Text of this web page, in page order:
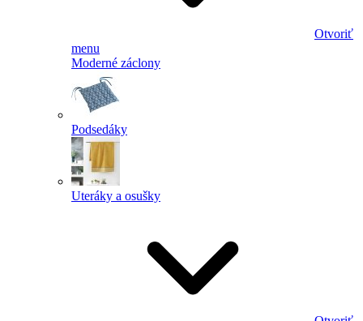
Otvoriť
menu
Moderné záclony
Podsedáky
Uteráky a osušky